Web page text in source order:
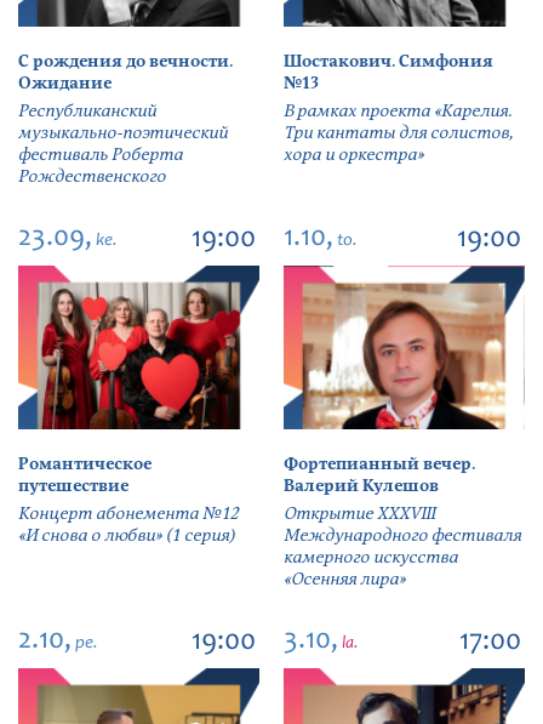
С рождения до вечности.
Ожидание
Республиканский
музыкально-поэтический
фестиваль Роберта
Рождественского
Шостакович. Симфония
№13
В рамках проекта «Карелия.
Три кантаты для солистов,
хора и оркестра»
23.09, ke. 19:00
Романтическое
путешествие
Концерт абонемента №12
«И снова о любви» (1 серия)
1.10, to. 19:00
Фортепианный вечер.
Валерий Кулешов
Открытие ХХХVIII
Международного фестиваля
камерного искусства
«Осенняя лира»
2.10, pe. 19:00 3.10, la. 17:00